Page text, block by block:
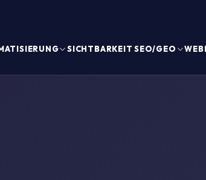
SICHTBARKEIT SEO/GEO